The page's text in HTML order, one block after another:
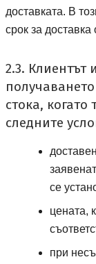
доставката. В
срок за
2.3. Клиентът
стока,
следните
се
цената,
при